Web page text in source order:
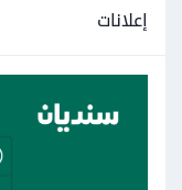
إعلانات